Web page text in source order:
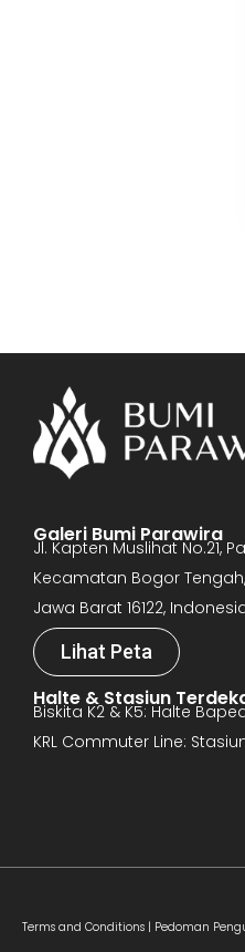
Galeri Bumi Parawira
Jl. Kapten Muslihat No.21,
Kecamatan Bogor
Jawa Barat 16122,
Lihat Peta
Halte & Stasiun
Biskita K2 & K5: Halte
KRL Commuter Line:
Terms and Conditions | Pedoman